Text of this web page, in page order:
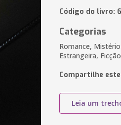
Código do livro:
Categorias
Romance,
Estrangeira,
Compartilhe
Leia um